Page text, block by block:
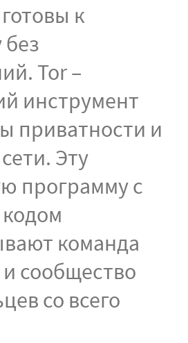
к
Tor –
инструмент
приватности и
Эту
программу с
команда
сообщество
со всего